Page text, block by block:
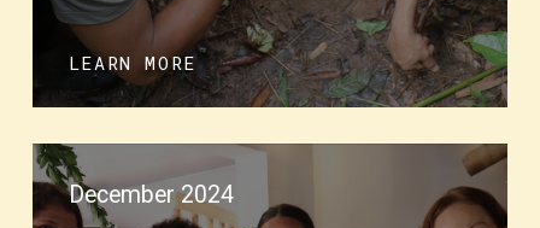
LEARN MORE
December 2024